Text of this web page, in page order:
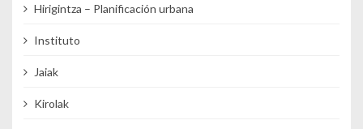
Hirigintza – Planificación urbana
Instituto
Jaiak
Kirolak